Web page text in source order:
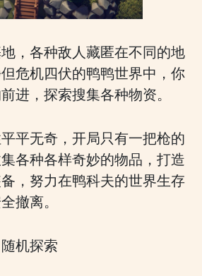
，各种敌人藏匿在不同的地
危机四伏的鸭鸭世界中，你
进，探索搜集各种物资。
平无奇，开局只有一把枪的
各种各样奇妙的物品，打造
，努力在鸭科夫的世界生存
撤离。
机探索